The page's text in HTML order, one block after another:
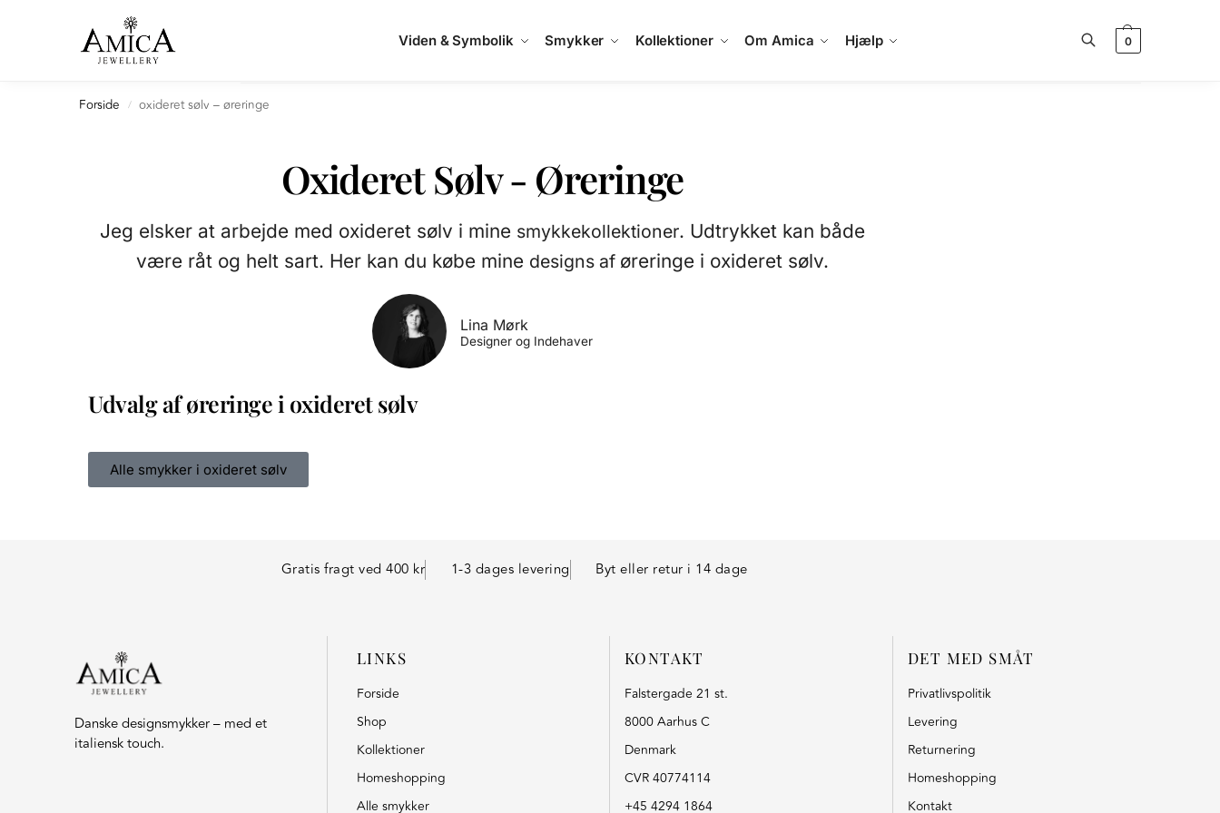
Viden & Symbolik Smykker Kollektioner Om Amica Hjælp 0
Forside / oxideret sølv – øreringe
Oxideret Sølv - Øreringe
Jeg elsker at arbejde med oxideret sølv i mine smykkekollektioner. Udtrykket kan både
være råt og helt sart. Her kan du købe mine designs af øreringe i oxideret sølv.
Lina Mørk
Designer og Indehaver
Udvalg af øreringe i oxideret sølv
Alle smykker i oxideret sølv
Gratis fragt ved 400 kr 1-3 dages levering Byt eller retur i 14 dage
Danske designsmykker – med et
italiensk touch.
LINKS
Forside
Shop
Kollektioner
Homeshopping
Alle smykker
KONTAKT
Falstergade 21 st.
8000 Aarhus C
Denmark
CVR 40774114
+45 4294 1864
DET MED SMÅT
Privatlivspolitik
Levering
Returnering
Homeshopping
Kontakt